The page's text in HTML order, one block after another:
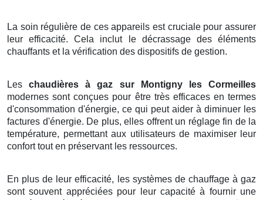
La soin régulière de ces appareils est cruciale pour assurer
leur efficacité. Cela inclut le décrassage des éléments
chauffants et la vérification des dispositifs de gestion.
Leschaudières à gaz sur Montigny les Cormeilles
modernes sont conçues pour être très efficaces en termes
d'consommation d'énergie, ce qui peut aider à diminuer les
factures d'énergie. De plus, elles offrent un réglage fin de la
température, permettant aux utilisateurs de maximiser leur
confort tout en préservant les ressources.
En plus de leur efficacité, les systèmes de chauffage à gaz
sont souvent appréciées pour leur capacité à fournir une